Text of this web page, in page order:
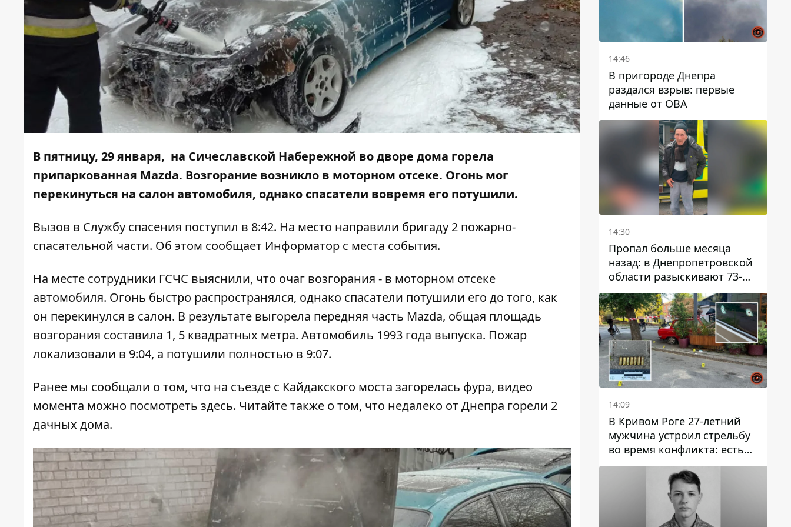
В пятницу, 29 января, на Сичеславской Набережной во дворе дома горела
припаркованная Mazda. Возгорание возникло в моторном отсеке. Огонь мог
перекинуться на салон автомобиля, однако спасатели вовремя его потушили.
Вызов в Службу спасения поступил в 8:42. На место направили бригаду 2 пожарно-
спасательной части. Об этом сообщает Информатор с места события.
На месте сотрудники ГСЧС выяснили, что очаг возгорания - в моторном отсеке
автомобиля. Огонь быстро распространялся, однако спасатели потушили его до того, как
он перекинулся в салон. В результате выгорела передняя часть Mazda, общая площадь
возгорания составила 1, 5 квадратных метра. Автомобиль 1993 года выпуска. Пожар
локализовали в 9:04, а потушили полностью в 9:07.
Ранее мы сообщали о том, что на съезде с Кайдакского моста загорелась фура, видео
момента можно посмотреть здесь. Читайте также о том, что недалеко от Днепра горели 2
дачных дома.
14:46
В пригороде Днепра
раздался взрыв: первые
данные от ОВА
14:30
Пропал больше месяца
назад: в Днепропетровской
области разыскивают 73-
летнего мужчину
14:09
В Кривом Роге 27-летний
мужчина устроил стрельбу
во время конфликта: есть
раненый